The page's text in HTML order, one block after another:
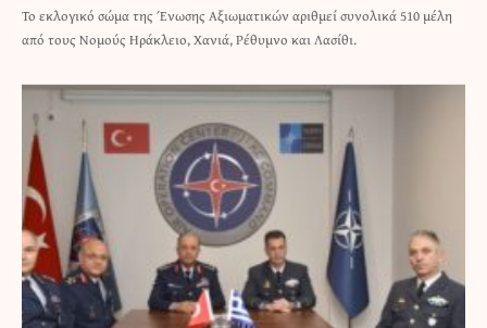
Το εκλογικό σώμα της Ένωσης Αξιωματικών αριθμεί συνολικά 510 μέλη
από τους Νομούς Ηράκλειο, Χανιά, Ρέθυμνο και Λασίθι.